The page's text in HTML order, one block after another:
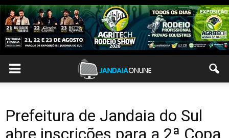
Prefeitura de Jandaia do Sul
abre inscrições para a 2ª Copa